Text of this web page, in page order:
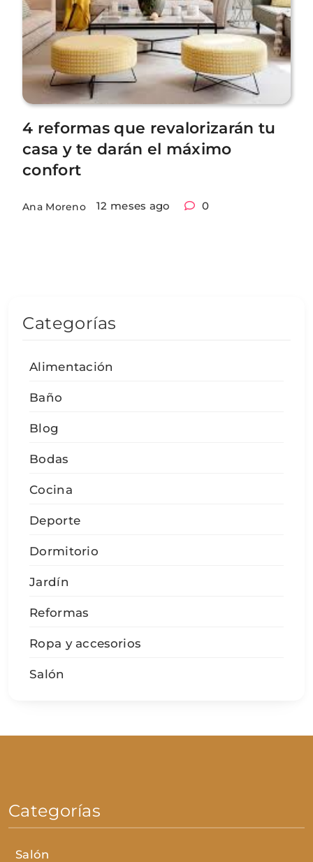
4 reformas que revalorizarán tu
casa y te darán el máximo
confort
Ana Moreno 12 meses ago 0
Categorías
Alimentación
Baño
Blog
Bodas
Cocina
Deporte
Dormitorio
Jardín
Reformas
Ropa y accesorios
Salón
Categorías
Salón